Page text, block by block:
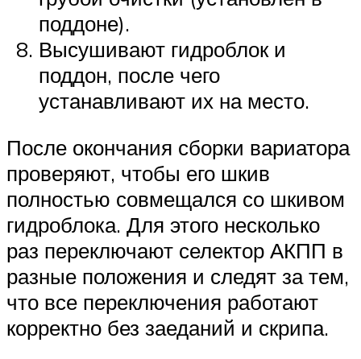
поддоне).
Высушивают гидроблок и
поддон, после чего
устанавливают их на место.
После окончания сборки вариатора
проверяют, чтобы его шкив
полностью совмещался со шкивом
гидроблока. Для этого несколько
раз переключают селектор АКПП в
разные положения и следят за тем,
что все переключения работают
корректно без заеданий и скрипа.